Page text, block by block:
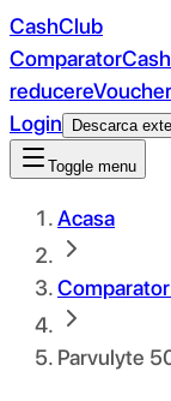
CashClub
Comparator
reducere
Login
Descarca
Toggle menu
Acasa
Parvulyte